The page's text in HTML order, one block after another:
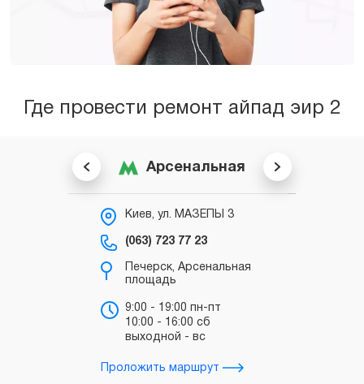
Где провести ремонт айпад эир 2
Арсенальная
Киев, ул. МАЗЕПЫ 3
(063) 723 77 23
Печерск, Арсенальная
площадь
9:00 - 19:00 пн-пт
10:00 - 16:00 сб
выходной - вс
Проложить маршрут